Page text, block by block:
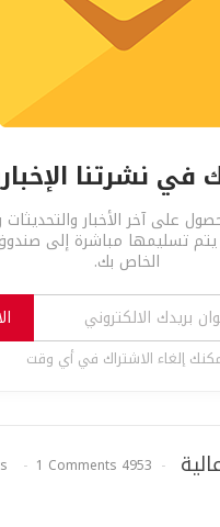
في نشرتنا
على آخر الأخبار
يتم تسليمها مباشرة إلى
الخاص بك.
إلغاء الاشتراك في أي وقت
4953 Posts
1 Comments